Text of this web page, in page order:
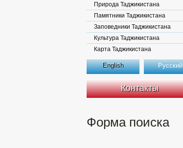
Природа Таджикистана
Памятники Таджикистана
Заповедники Таджикистана
Культура Таджикистана
Карта Таджикистана
English Русский
Контакты
Форма поиска